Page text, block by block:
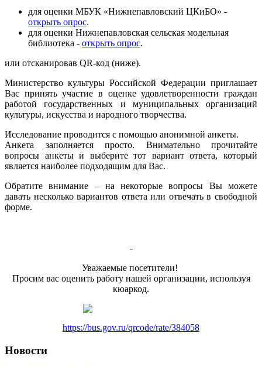
для оценки МБУК «Нижнепавловский ЦКиБО» -
открыть опрос.
для оценки Нижнепавловская сельская модельная
библиотека - открыть опрос.
или отсканировав QR-код (ниже).
Министерство культуры Российской Федерации приглашает
Вас принять участие в оценке удовлетворенности граждан
работой государственных и муниципальных организаций
культуры, искусства и народного творчества.
Исследование проводится с помощью анонимной анкеты.
Анкета заполняется просто. Внимательно прочитайте
вопросы анкеты и выберите тот вариант ответа, который
является наиболее подходящим для Вас.
Обратите внимание – на некоторые вопросы Вы можете
давать несколько вариантов ответа или отвечать в свободной
форме.
-
Уважаемые посетители!
Просим вас оценить работу нашей организации, используя
кюаркод.
https://bus.gov.ru/qrcode/rate/384058
Новости